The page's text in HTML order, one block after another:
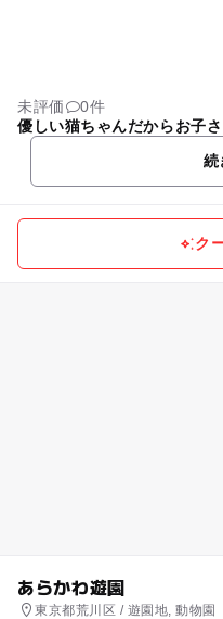
未評価
0件
優しい猫ちゃんだからお子
続
ク
あらかわ遊園
東京都荒川区 / 遊園地, 動物園